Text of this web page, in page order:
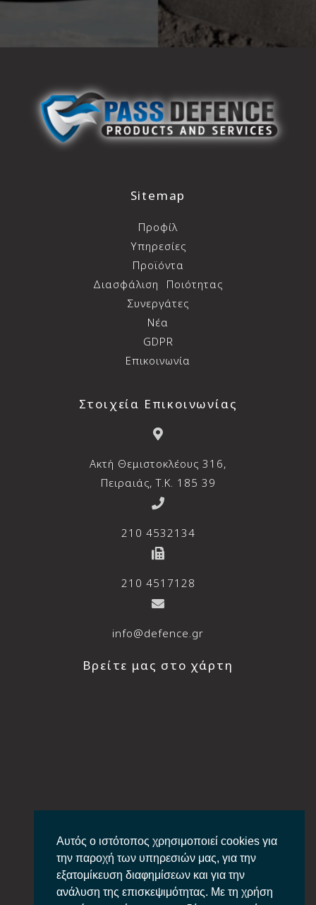
Αυτός ο ιστότοπος χρησιμοποιεί cookies για
την παροχή των υπηρεσιών μας, για την
εξατομίκευση διαφημίσεων και για την
ανάλυση της επισκεψιμότητας. Με τη χρήση
Sitemap
Προφίλ
Υπηρεσίες
Προϊόντα
Διασφάλιση
Ποιότητας
Συνεργάτες
Νέα
GDPR
Επικοινωνία
Στοιχεία Επικοινωνίας
Aκτή Θεμιστοκλέους 316,
Πειραιάς, T.K. 185 39
210 4532134
210 4517128
info@defence.gr
Βρείτε μας στο χάρτη